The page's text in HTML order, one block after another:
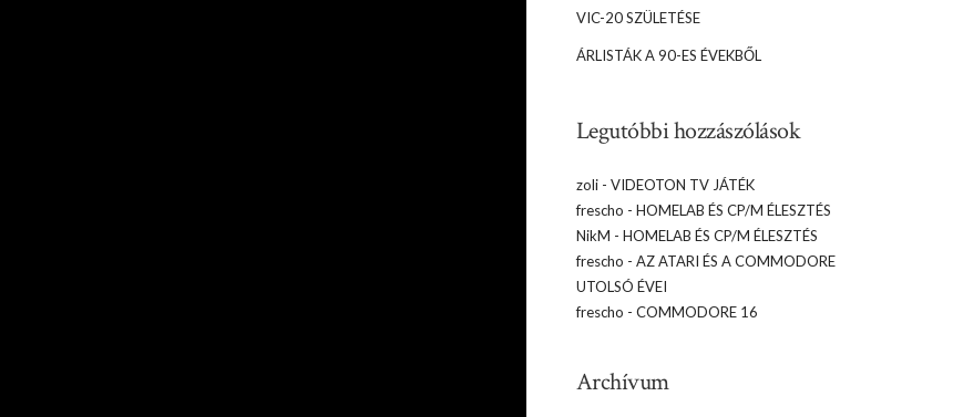
VIC-20 SZÜLETÉSE
ÁRLISTÁK A 90-ES ÉVEKBŐL
Legutóbbi hozzászólások
zoli- VIDEOTON TV JÁTÉK
frescho - HOMELAB ÉS CP/M ÉLESZTÉS
NikM - HOMELAB ÉS CP/M ÉLESZTÉS
frescho - AZ ATARI ÉS A COMMODORE
UTOLSÓ ÉVEI
frescho - COMMODORE 16
Archívum